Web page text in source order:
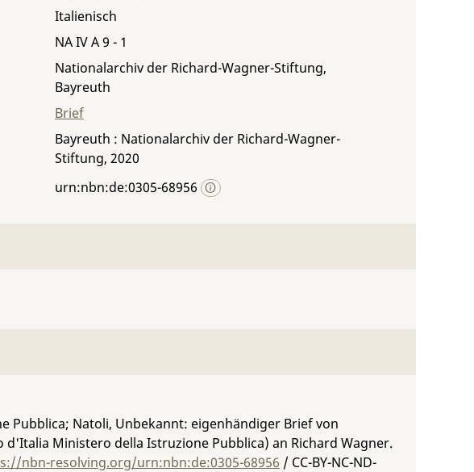
Italienisch
NA IV A 9 - 1
Nationalarchiv der Richard-Wagner-Stiftung,
Bayreuth
Brief
Bayreuth : Nationalarchiv der Richard-Wagner-
Stiftung, 2020
urn:nbn:de:0305-68956
Pubblica; Natoli, Unbekannt: eigenhändiger Brief von
Ministero della Istruzione Pubblica) an Richard Wagner.
nbn-resolving.org/urn:nbn:de:0305-68956 / CC-BY-NC-ND-